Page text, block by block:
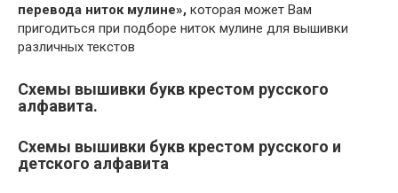
перевода ниток мулине», которая может Вам
пригодиться при подборе ниток мулине для вышивки
различных текстов
Схемы вышивки букв крестом русского
алфавита.
Схемы вышивки букв крестом русского и
детского алфавита